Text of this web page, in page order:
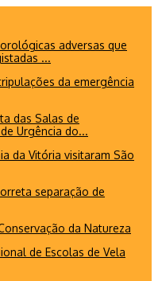
adversas que
...
da emergência
das Salas de
Urgência do...
da Vitória visitaram São
separação de
da Natureza
de Escolas de Vela